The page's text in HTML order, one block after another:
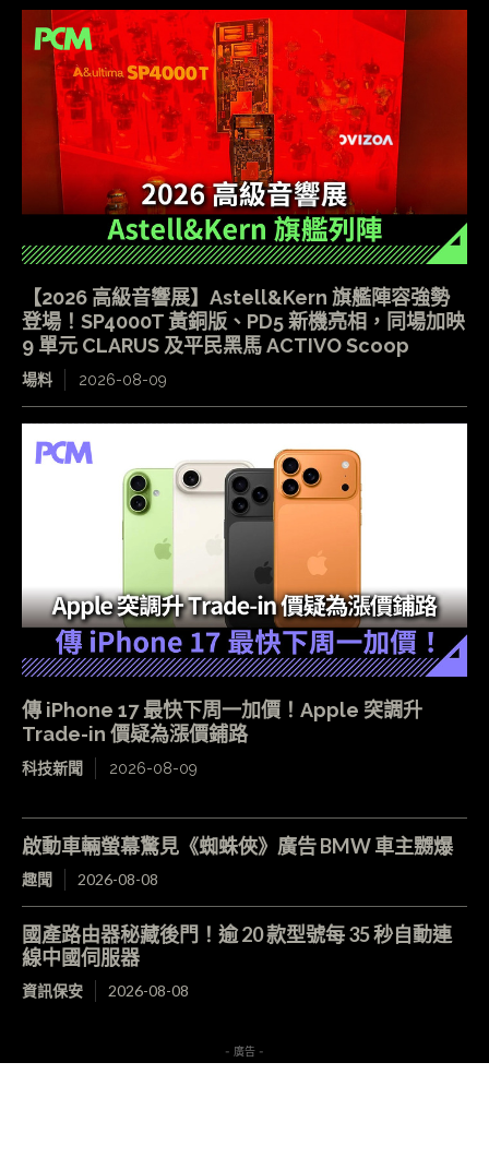
【2026 高級音響展】Astell&Kern 旗艦陣容強勢
登場！SP4000T 黃銅版、PD5 新機亮相，同場加映
9 單元 CLARUS 及平民黑馬 ACTIVO Scoop
場料 2026-08-09
傳 iPhone 17 最快下周一加價！Apple 突調升
Trade-in 價疑為漲價鋪路
科技新聞 2026-08-09
啟動車輛螢幕驚見《蜘蛛俠》廣告 BMW 車主嬲爆
趣聞 2026-08-08
國產路由器秘藏後門！逾 20 款型號每 35 秒自動連
線中國伺服器
資訊保安 2026-08-08
- 廣告 -